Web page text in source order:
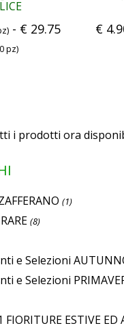
- € 29.75
pz)
€
i prodotti ora
(1)
(8)
e Selezioni
e Selezioni
ESTIVE